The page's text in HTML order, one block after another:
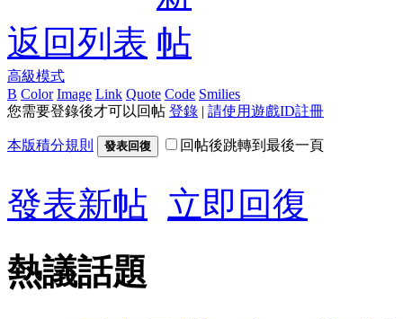
返回列表
高級模式
B Color Image Link Quote Code Smilies
您需要登錄後才可以回帖 登錄 | 請使用遊戲ID註冊
本版積分規則 發表回復 回帖後跳轉到最後一頁
發表新帖 立即回復
熱議話題